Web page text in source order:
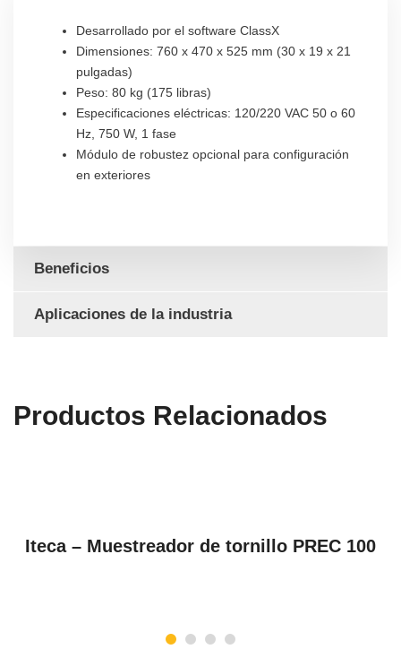
Desarrollado por el software ClassX
Dimensiones: 760 x 470 x 525 mm (30 x 19 x 21
pulgadas)
Peso: 80 kg (175 libras)
Especificaciones eléctricas: 120/220 VAC 50 o 60
Hz, 750 W, 1 fase
Módulo de robustez opcional para configuración
en exteriores
Beneficios
Aplicaciones de la industria
Productos Relacionados
Iteca – Muestreador de tornillo PREC 100